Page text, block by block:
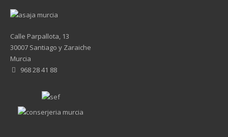
Calle Parpallota, 13
30007 Santiago y Zaraiche
Murcia
968 28 41 88